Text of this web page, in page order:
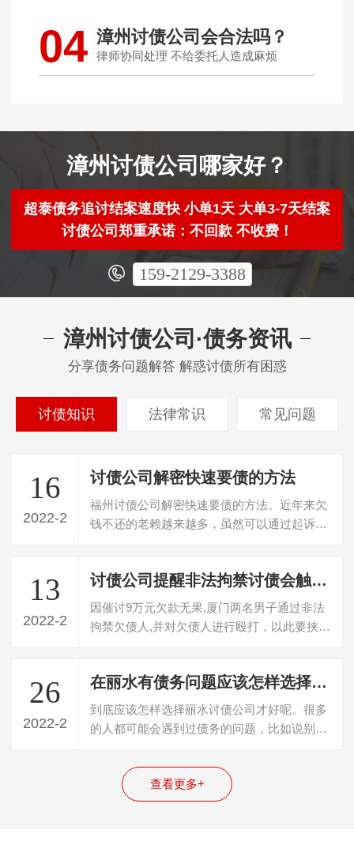
04 漳州讨债公司会合法吗？
律师协同处理 不给委托人造成麻烦
漳州讨债公司哪家好？
超泰债务追讨结案速度快 小单1天 大单3-7天结案
讨债公司郑重承诺：不回款 不收费！
159-2129-3388
漳州讨债公司·债务资讯
分享债务问题解答 解惑讨债所有困惑
讨债知识 法律常识 常见问题
16
2022-2
讨债公司解密快速要债的方法
福州讨债公司解密快速要债的方法。近年来欠
钱不还的老赖越来越多，虽然可以通过起诉来
13
2022-2
讨债公司提醒非法拘禁讨债会触犯刑法
因催讨9万元欠款无果,厦门两名男子通过非法
拘禁欠债人,并对欠债人进行殴打，以此要挟欠
26
2022-2
在丽水有债务问题应该怎样选择讨债公司
到底应该怎样选择丽水讨债公司才好呢。很多
的人都可能会遇到过债务的问题，比如说别人
查看更多+